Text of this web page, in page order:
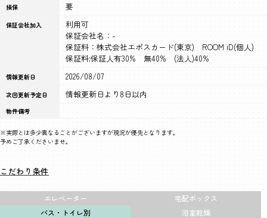
※実際とは多少異なることがございますが現況が優先となります。
予めご了承くださいませ。
損保 要
保証会社加入
利用可
保証会社名：-
保証料：株式会社エポスカード(東京) ROOM iD(個人)
保証料:保証人有30% 無40% (法人)40%
情報更新日 2026/08/07
次回更新予定日 情報更新日より8日以内
物件備考
こだわり条件
エレベーター
宅配ボックス
バス・トイレ別
浴室乾燥